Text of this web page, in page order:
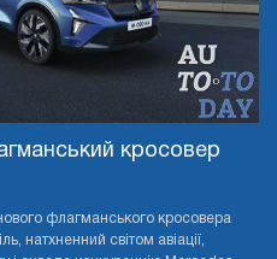
кросовер
флагманського кросовера
натхненний світом авіації,